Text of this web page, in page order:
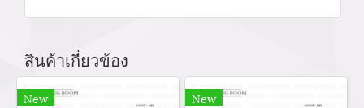
สินค้าเกี่ยวข้อง
New New